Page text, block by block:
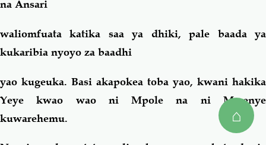
⌂
na Ansari
waliomfuata katika saa ya dhiki, pale baada ya
kukaribia nyoyo za baadhi
yao kugeuka. Basi akapokea toba yao, kwani hakika
Yeye kwao wao ni Mpole na ni Mwenye
kuwarehemu.